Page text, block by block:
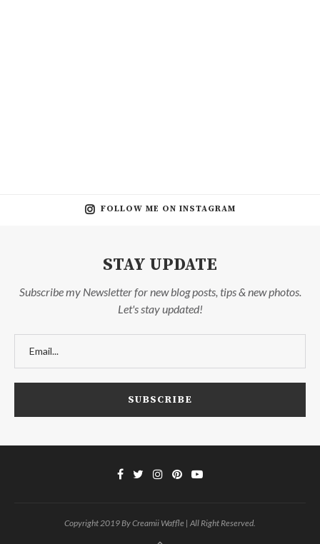
FOLLOW ME ON INSTAGRAM
STAY UPDATE
Subscribe my Newsletter for new blog posts, tips & new photos.
Let's stay updated!
Copyright 2019 By Creamii Waffle | All Right Reserved.